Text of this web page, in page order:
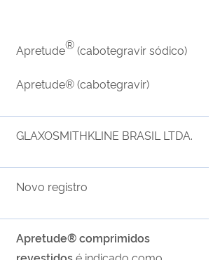
Apretude®(cabotegravir sódico)
Apretude®(cabotegravir)
GLAXOSMITHKLINE BRASIL LTDA.
Novo registro
Apretude® comprimidos